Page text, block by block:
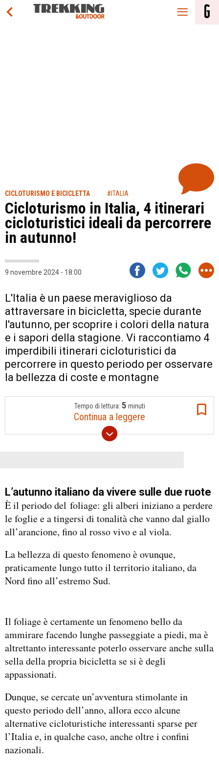
CICLOTURISMO E BICICLETTA #ITALIA
Cicloturismo in Italia, 4 itinerari
cicloturistici ideali da percorrere
in autunno!
9 novembre 2024 - 18:00
L'Italia è un paese meraviglioso da
attraversare in bicicletta, specie durante
l'autunno, per scoprire i colori della natura
e i sapori della stagione. Vi raccontiamo 4
imperdibili itinerari cicloturistici da
percorrere in questo periodo per osservare
la bellezza di coste e montagne
Tempo di lettura: 5 minuti
Continua a leggere
L’autunno italiano da vivere sulle due ruote
È il periodo del foliage: gli alberi iniziano a perdere
le foglie e a tingersi di tonalità che vanno dal giallo
all’arancione, fino al rosso vivo e al viola.
La bellezza di questo fenomeno è ovunque,
praticamente lungo tutto il territorio italiano, da
Nord fino all’estremo Sud.
Il foliage è certamente un fenomeno bello da
ammirare facendo lunghe passeggiate a piedi, ma è
altrettanto interessante poterlo osservare anche sulla
sella della propria bicicletta se si è degli
appassionati.
Dunque, se cercate un’avventura stimolante in
questo periodo dell’anno, allora ecco alcune
alternative cicloturistiche interessanti sparse per
l’Italia e, in qualche caso, anche oltre i confini
nazionali.